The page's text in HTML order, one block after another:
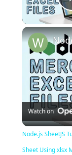
Watch on
Node.js SheetJS
Sheet Using xlsx